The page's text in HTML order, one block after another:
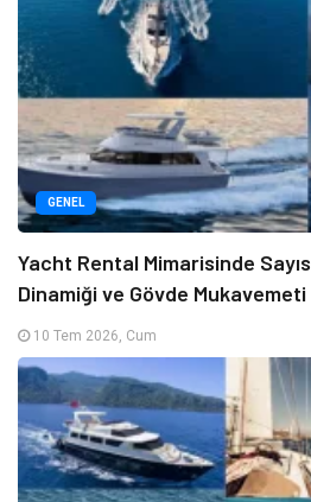
GENEL
Yacht Rental Mimarisinde
Dinamiği ve Gövde Mukavemeti
10 Tem 2026, Cum